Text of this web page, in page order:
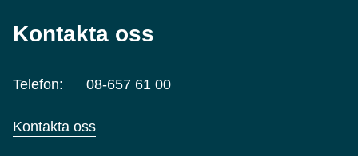
Kontakta oss
Telefon: 08-657 61 00
Kontakta oss